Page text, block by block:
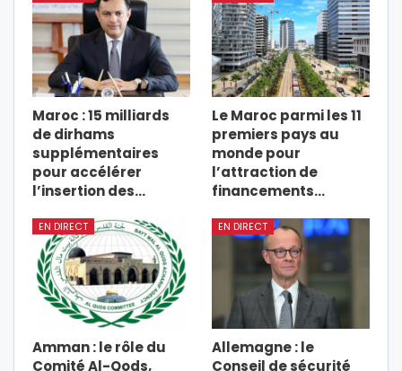
Maroc : 15 milliards
de dirhams
supplémentaires
pour accélérer
l’insertion des…
Le Maroc parmi les 11
premiers pays au
monde pour
l’attraction de
financements…
EN DIRECT
Amman : le rôle du
Comité Al-Qods,
EN DIRECT
Allemagne : le
Conseil de sécurité